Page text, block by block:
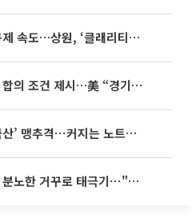
미국, 가상자산 포괄 규제 속도…상원, ‘클래리티법’ 9월 절차투표 추진
이란, 미국에 호르무즈 합의 조건 제시…美 “경기 아직 안 끝나” [종합]
맥북 품은 삼성에 ‘중국산’ 맹추격⋯커지는 노트북 OLED 시장
서경덕 교수, 김희철도 분노한 거꾸로 태극기⋯"엉터리는 아냐, 아쉬울 뿐"